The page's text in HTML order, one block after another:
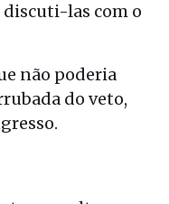
discuti-las com o
não poderia
do veto,